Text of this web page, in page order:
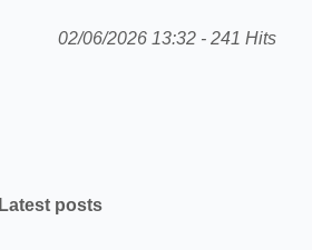
02/06/2026 13:32 - 241 Hits
Latest posts